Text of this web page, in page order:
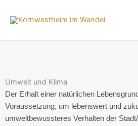
Inhalt
Umwelt und Klima
Der Erhalt einer natürlichen
Voraussetzung, um lebenswert und
umweltbewussteres Verhalten der